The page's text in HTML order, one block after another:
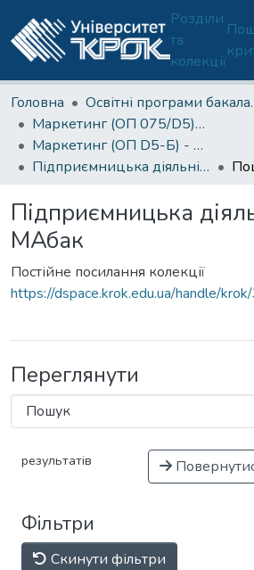
Розділи
та
колекції
Головна
Маркетинг (ОП 075/D5)-Б
Маркетинг (ОП D5-Б) - 2 курс
Підприємницька діяльність | МАбак
Підприємницька
МАбак
Постійне посилання колекції
https://dspace.krok.edu.ua/handle/
Переглянути
результатів
Фільтри
Скинути фільтри